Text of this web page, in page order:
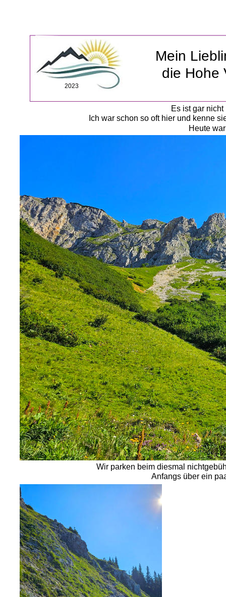
Es ist gar
Ich war schon so oft hier und kenne
Heute
2023
Mein
die Hohe
Wir parken beim diesmal
Anfangs über ein